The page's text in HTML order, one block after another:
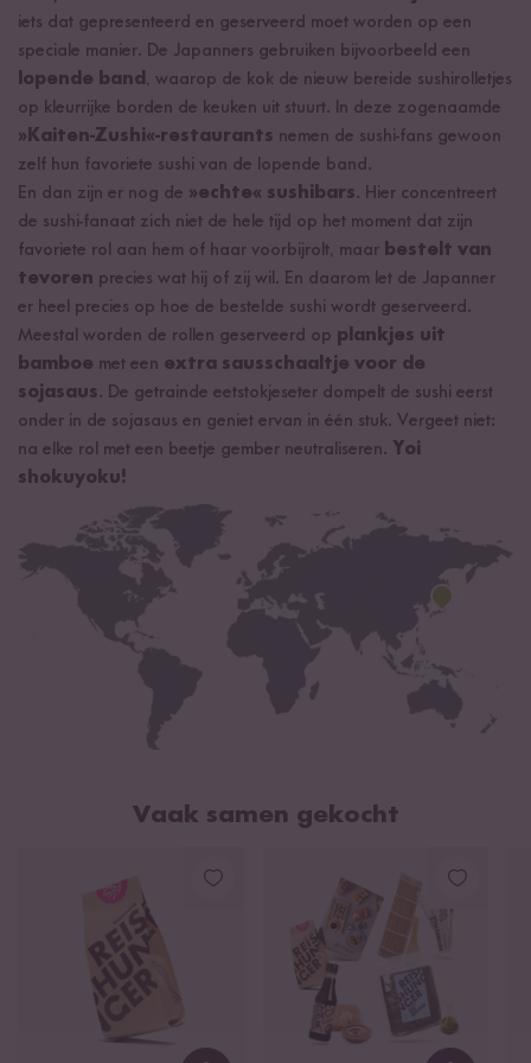
iets dat gepresenteerd en geserveerd moet worden op een
speciale manier. De Japanners gebruiken bijvoorbeeld een
lopende band , waarop de kok de nieuw bereide sushirolletjes
op kleurrijke borden de keuken uit stuurt. In deze zogenaamde
»Kaiten-Zushi«-restaurants nemen de sushi-fans gewoon
zelf hun favoriete sushi van de lopende band.
En dan zijn er nog de »echte« sushibars. Hier concentreert
de sushi-fanaat zich niet de hele tijd op het moment dat zijn
favoriete rol aan hem of haar voorbijrolt, maar bestelt van
tevoren precies wat hij of zij wil. En daarom let de Japanner
er heel precies op hoe de bestelde sushi wordt geserveerd.
Meestal worden de rollen geserveerd op plankjes uit
bamboe met een extra sausschaaltje voor de
sojasaus. De getrainde eetstokjeseter dompelt de sushi eerst
onder in de sojasaus en geniet ervan in één stuk. Vergeet niet:
na elke rol met een beetje gember neutraliseren. Yoi
shokuyoku!
Vaak samen gekocht